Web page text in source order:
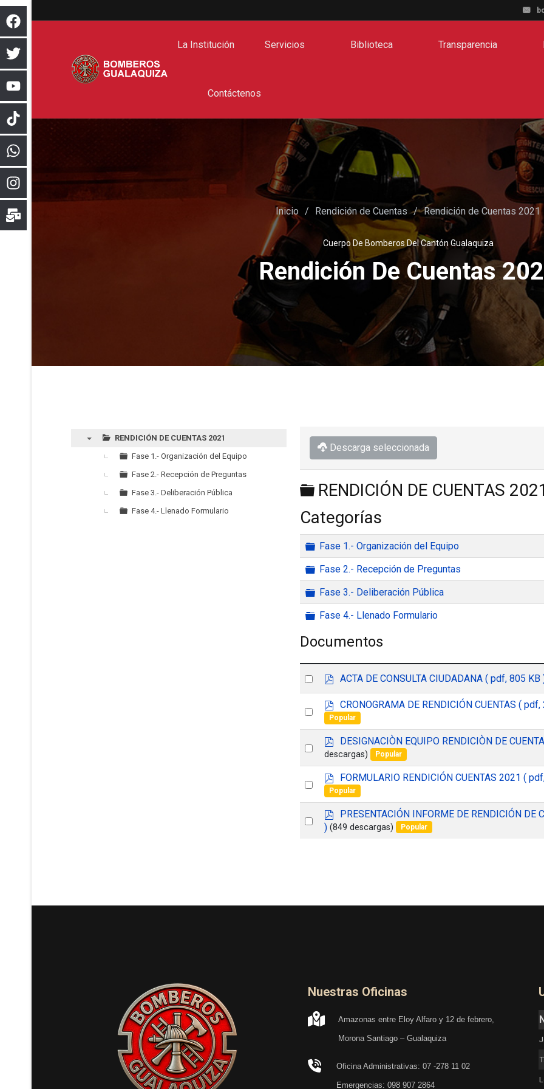
La Institución Servicios Biblioteca Transparencia
Contáctenos
Rendición De Cuentas
Cuerpo De Bomberos Del Cantón Gualaquiza
Inicio Rendición de Cuentas Rendición de Cuentas 2021
RENDICIÓN DE CUENTAS 2021
Fase 1.- Organización del Equipo
Fase 2.- Recepción de Preguntas
Fase 3.- Deliberación Pública
Fase 4.- Llenado Formulario
Descarga seleccionada
Carpeta
RENDICIÓN DE CUENTAS
Categorías
Carpeta
Fase 1.- Organización del Equipo
Carpeta
Fase 2.- Recepción de Preguntas
Carpeta
Fase 3.- Deliberación Pública
Carpeta
Fase 4.- Llenado Formulario
Documentos
Select
an
item
pACTA DE CONSULTA CIUDADANA ( pdf, 805 KB
Select
an
item
p
d
f
CRONOGRAMA DE RENDICIÓN CUENTAS ( pdf,
Popular
Select
an
item
p
d
f
DESIGNACIÒN EQUIPO RENDICIÒN DE
descargas) Popular
Select
an
item
p
d
f
FORMULARIO RENDICIÓN CUENTAS 2021 (
Popular
Select
p
d
PRESENTACIÓN INFORME DE RENDICIÓN DE
) (849 descargas) Popular
Nuestras Oficinas
Amazonas entre Eloy Alfaro y 12 de febrero,
Morona Santiago – Gualaquiza
Oficina Administrativas: 07 -278 11 02
Emergencias: 098 907 2864